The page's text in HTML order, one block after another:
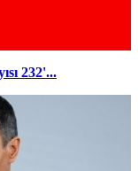
232'...